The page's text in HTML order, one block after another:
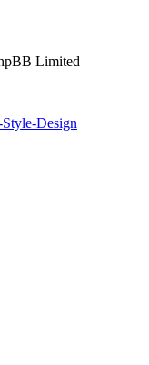
Limited
Design